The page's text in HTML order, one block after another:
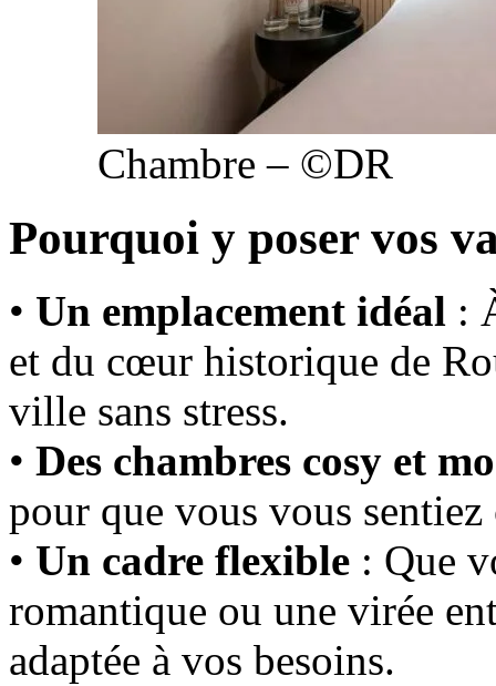
Chambre – ©DR
Pourquoi y poser vos
• Un emplacement idéal :
et du cœur historique de
ville sans stress.
• Des chambres cosy et
pour que vous vous
• Un cadre flexible : Que
romantique ou une virée
adaptée à vos besoins.